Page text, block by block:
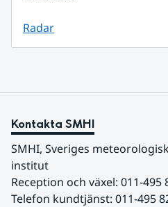
Radar
Kontakta SMHI
SMHI, Sveriges
institut
Reception och växel: 011-495
Telefon kundtjänst: 011-495